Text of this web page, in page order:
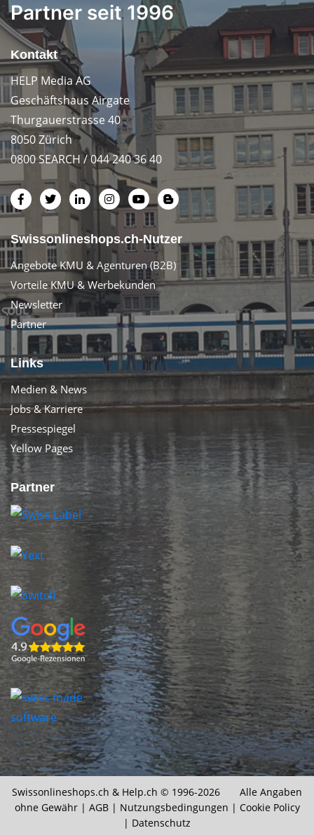
Partner seit 1996
Kontakt
HELP Media AG
Geschäftshaus Airgate
Thurgauerstrasse 40
8050 Zürich
0800 SEARCH / 044 240 36 40
Swissonlineshops.ch-Nutzer
Angebote KMU & Agenturen (B2B)
Vorteile KMU & Werbekunden
Newsletter
Partner
Links
Medien & News
Jobs & Karriere
Pressespiegel
Yellow Pages
Partner
Swissonlineshops.ch & Help.ch © 1996-2026 Alle Angaben
ohne Gewähr | AGB| Nutzungsbedingungen | Cookie Policy
| Datenschutz